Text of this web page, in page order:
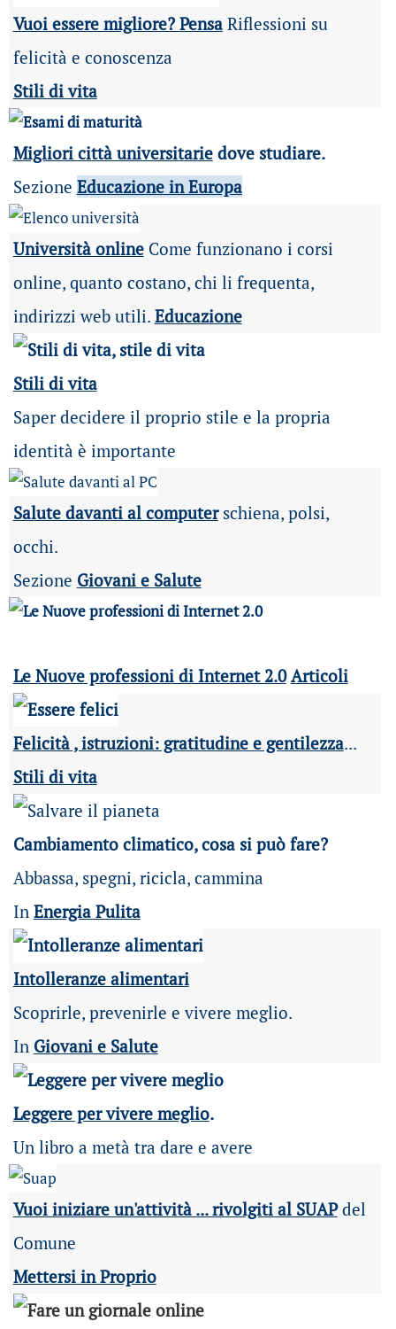
Vuoi essere migliore? PensaRiflessioni su
felicità e conoscenza
Stili di vita
Migliori città universitariedove studiare.
Sezione Educazione in Europa
Università online Come funzionano i corsi
online, quanto costano, chi li frequenta,
indirizzi web utili. Educazione
Stili di vita
Saper decidere il proprio stile e la propria
identità è importante
Salute davanti al computerschiena, polsi,
occhi.
Sezione Giovani e Salute
Le Nuove professioni di Internet 2.0 Articoli
Felicità , istruzioni: gratitudine e gentilezza...
Stili di vita
Cambiamento climatico, cosa si può fare?
Abbassa, spegni, ricicla, cammina
In Energia Pulita
Intolleranze alimentari
Scoprirle, prevenirle e vivere meglio.
In Giovani e Salute
Leggere per vivere meglio.
Un libro a metà tra dare e avere
Vuoi iniziare un'attività ... rivolgiti al SUAPdel
Comune
Mettersi in Proprio